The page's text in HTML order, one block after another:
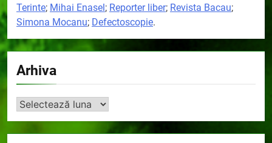
Terinte; Mihai Enasel; Reporter liber; Revista Bacau;
Simona Mocanu; Defectoscopie.
Arhiva
Arhiva